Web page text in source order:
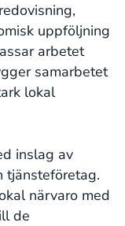
uppföljning
arbetet
samarbetet
lokal
inslag av
tjänsteföretag.
närvaro med
de